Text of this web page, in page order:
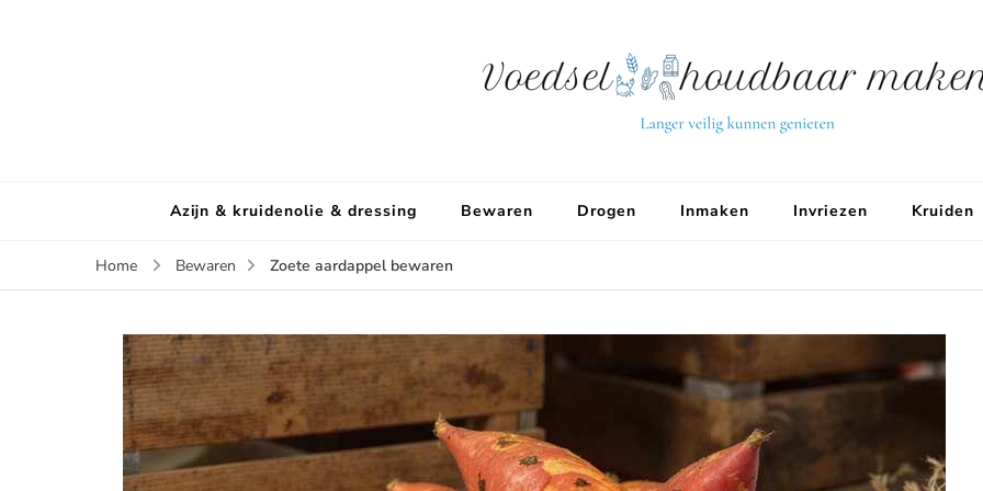
Azijn & kruidenolie & dressing Bewaren Drogen Inmaken Invriezen Kruiden
Home Bewaren Zoete aardappel bewaren